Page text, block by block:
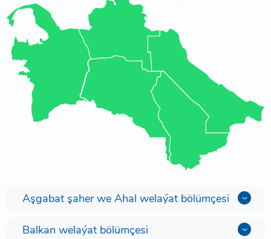
Aşgabat şaher we Ahal welaýat bölümçesi
Balkan welaýat bölümçesi